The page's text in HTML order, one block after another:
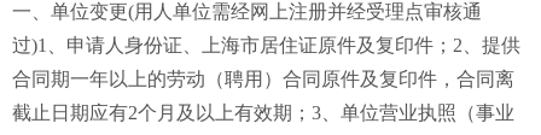
一、单位变更(用人单位需经网上注册并经受理点审核通
过)1、申请人身份证、上海市居住证原件及复印件；2、提供
合同期一年以上的劳动（聘用）合同原件及复印件，合同离
截止日期应有2个月及以上有效期；3、单位营业执照（事业